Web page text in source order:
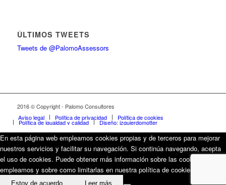
ÚLTIMOS TWEETS
Tweets de @PalomoAssessors
2016 © Copyright - Palomo Consultores
Aviso legal
Política de privacidad Política de cookies
Política de igualdad y calidad Diseño: izquierdomotter
En esta página web empleamos cookies propias y de terceros para mejorar
nuestros servicios y facilitar su navegación. Si continúa navegando, acepta
el uso de cookies. Puede obtener más información sobre las cookies que
empleamos y sobre como limitarlas en nuestra política de cookies.
Estoy de acuerdo Leer más